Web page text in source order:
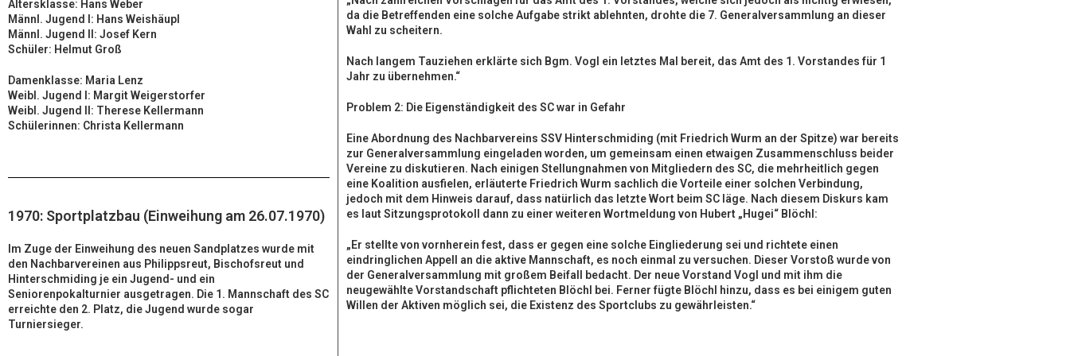
Altersklasse: Hans Weber
Männl. Jugend I: Hans Weishäupl
Männl. Jugend II: Josef Kern
Schüler: Helmut Groß
Damenklasse: Maria Lenz
Weibl. Jugend I: Margit Weigerstorfer
Weibl. Jugend II: Therese Kellermann
Schülerinnen: Christa Kellermann
1970: Sportplatzbau (Einweihung am 26.07.1970)
Im Zuge der Einweihung des neuen Sandplatzes wurde mit
den Nachbarvereinen aus Philippsreut, Bischofsreut und
Hinterschmiding je ein Jugend- und ein
Seniorenpokalturnier ausgetragen. Die 1. Mannschaft des SC
erreichte den 2. Platz, die Jugend wurde sogar
Turniersieger.
da die Betreffenden eine solche Aufgabe strikt ablehnten, drohte die 7. Generalversammlung an dieser
Wahl zu scheitern.
Nach langem Tauziehen erklärte sich Bgm. Vogl ein letztes Mal bereit, das Amt des 1. Vorstandes für 1
Jahr zu übernehmen.“
Problem 2: Die Eigenständigkeit des SC war in Gefahr
Eine Abordnung des Nachbarvereins SSV Hinterschmiding (mit Friedrich Wurm an der Spitze) war bereits
zur Generalversammlung eingeladen worden, um gemeinsam einen etwaigen Zusammenschluss beider
Vereine zu diskutieren. Nach einigen Stellungnahmen von Mitgliedern des SC, die mehrheitlich gegen
eine Koalition ausfielen, erläuterte Friedrich Wurm sachlich die Vorteile einer solchen Verbindung,
jedoch mit dem Hinweis darauf, dass natürlich das letzte Wort beim SC läge. Nach diesem Diskurs kam
es laut Sitzungsprotokoll dann zu einer weiteren Wortmeldung von Hubert „Hugei“ Blöchl:
„Er stellte von vornherein fest, dass er gegen eine solche Eingliederung sei und richtete einen
eindringlichen Appell an die aktive Mannschaft, es noch einmal zu versuchen. Dieser Vorstoß wurde von
der Generalversammlung mit großem Beifall bedacht. Der neue Vorstand Vogl und mit ihm die
neugewählte Vorstandschaft pflichteten Blöchl bei. Ferner fügte Blöchl hinzu, dass es bei einigem guten
Willen der Aktiven möglich sei, die Existenz des Sportclubs zu gewährleisten.“